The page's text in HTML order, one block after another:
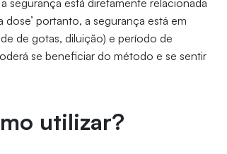
segurança está diretamente relacionada
portanto, a segurança está em
de gotas, diluição) e período de
se beneficiar do método e se sentir
utilizar?